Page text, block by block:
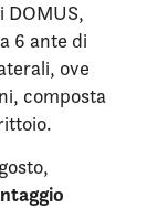
DOMUS,
6 ante di
ove
composta